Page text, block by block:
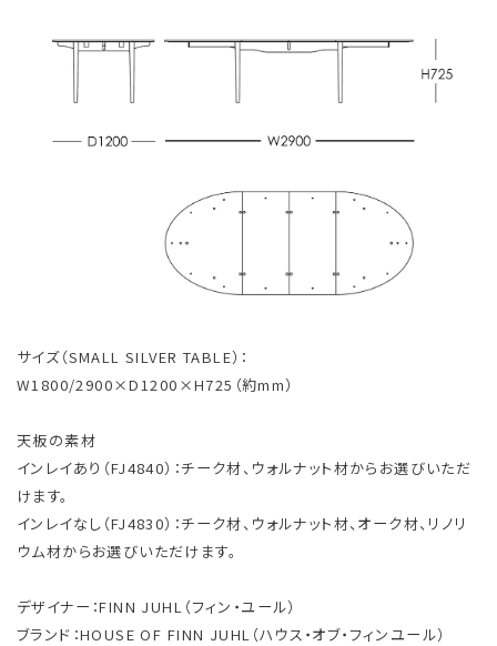
サイズ（SMALL SILVER TABLE）：
W1800/2900×D1200×H725（約mm）
天板の素材
インレイあり（FJ4840）：チーク材、ウォルナット材からお選びいただ
けます。
インレイなし（FJ4830）：チーク材、ウォルナット材、オーク材、リノリ
ウム材からお選びいただけます。
デザイナー：FINN JUHL（フィン・ユール）
ブランド：HOUSE OF FINN JUHL（ハウス・オブ・フィンユール）